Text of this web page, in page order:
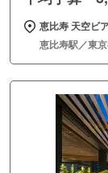
恵比寿 天空ビ
恵比寿駅／東